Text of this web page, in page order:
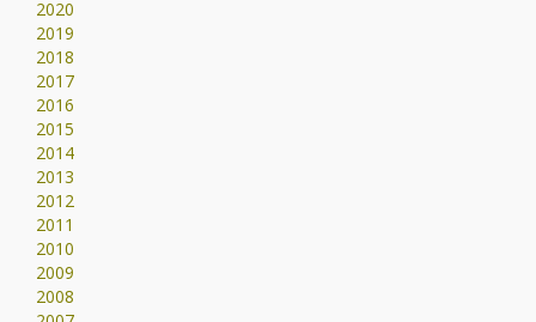
2020
2019
2018
2017
2016
2015
2014
2013
2012
2011
2010
2009
2008